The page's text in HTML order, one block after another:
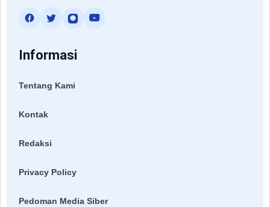
Informasi
Tentang Kami
Kontak
Redaksi
Privacy Policy
Pedoman Media Siber